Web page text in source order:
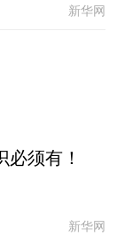
新华网
须有！
新华网